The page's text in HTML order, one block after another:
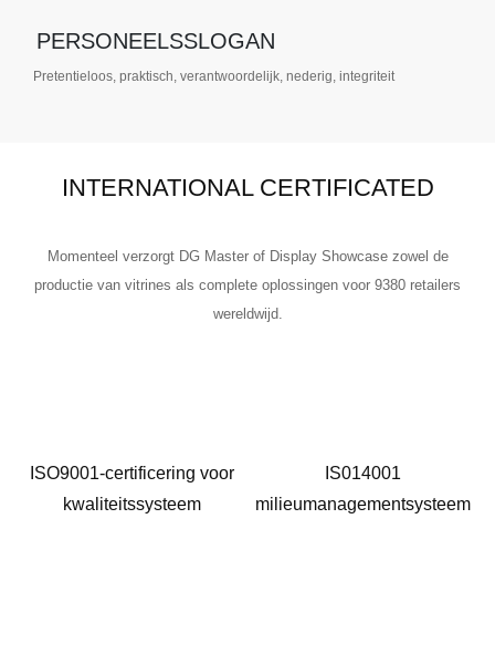
PERSONEELSSLOGAN
Pretentieloos, praktisch, verantwoordelijk, nederig, integriteit
INTERNATIONAL CERTIFICATED
Momenteel verzorgt DG Master of Display Showcase zowel de
productie van vitrines als complete oplossingen voor 9380 retailers
wereldwijd.
ISO9001-certificering voor
kwaliteitssysteem
IS014001
milieumanagementsysteem